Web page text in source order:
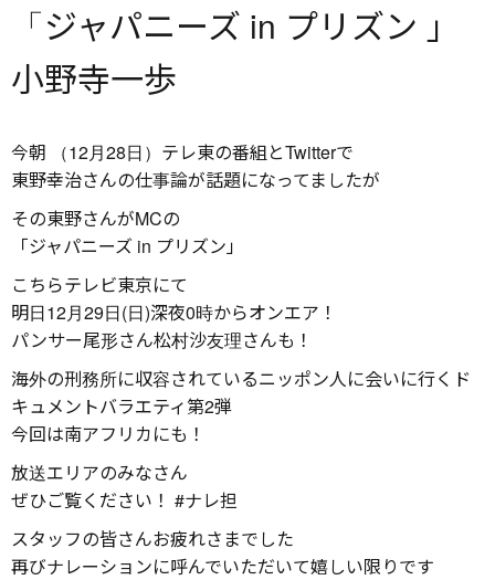
「ジャパニーズ in プリズン 」
小野寺一歩
今朝 （12月28日）テレ東の番組とTwitterで
東野幸治さんの仕事論が話題になってましたが
その東野さんがMCの
「ジャパニーズ in プリズン」
こちらテレビ東京にて
明日12月29日(日)深夜0時からオンエア！
パンサー尾形さん松村沙友理さんも！
海外の刑務所に収容されているニッポン人に会いに行くド
キュメントバラエティ第2弾
今回は南アフリカにも！
放送エリアのみなさん
ぜひご覧ください！ #ナレ担
スタッフの皆さんお疲れさまでした
再びナレーションに呼んでいただいて嬉しい限りです